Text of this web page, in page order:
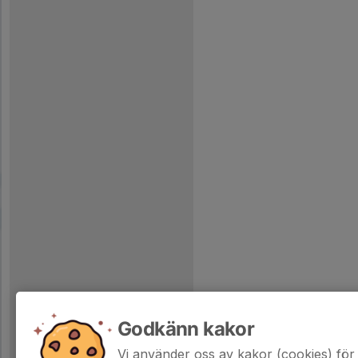
Godkänn kakor
Vi använder oss av kakor (cookies)